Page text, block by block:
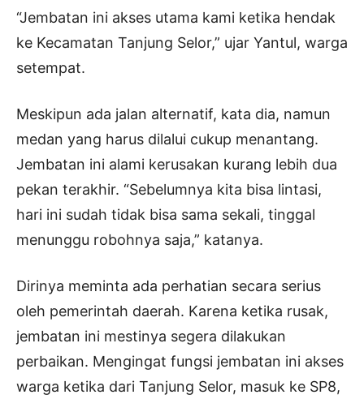
“Jembatan ini akses utama kami ketika hendak
ke Kecamatan Tanjung Selor,” ujar Yantul, warga
setempat.
Meskipun ada jalan alternatif, kata dia, namun
medan yang harus dilalui cukup menantang.
Jembatan ini alami kerusakan kurang lebih dua
pekan terakhir. “Sebelumnya kita bisa lintasi,
hari ini sudah tidak bisa sama sekali, tinggal
menunggu robohnya saja,” katanya.
Dirinya meminta ada perhatian secara serius
oleh pemerintah daerah. Karena ketika rusak,
jembatan ini mestinya segera dilakukan
perbaikan. Mengingat fungsi jembatan ini akses
warga ketika dari Tanjung Selor, masuk ke SP8,